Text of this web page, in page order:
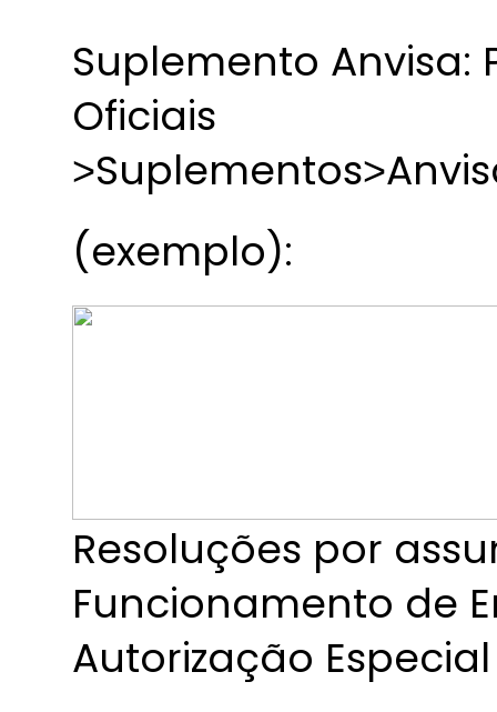
Suplemento Anvisa:
Oficiais
(exemplo):
Resoluções por
Funcionamento de
Autorização